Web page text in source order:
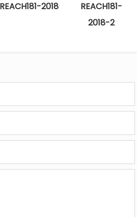
REACH181-2018
REACH181-
2018-2